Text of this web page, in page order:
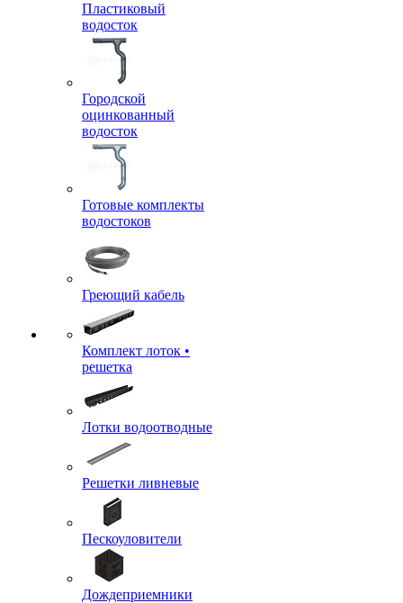
Пластиковый
водосток
Городской
оцинкованный
водосток
Готовые комплекты
водостоков
Греющий кабель
Комплект лоток •
решетка
Лотки водоотводные
Решетки ливневые
Пескоуловители
Дождеприемники